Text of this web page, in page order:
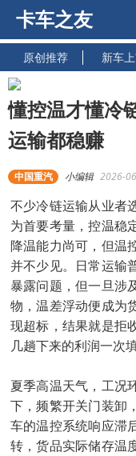
卡车之友
原创推荐 新车
懂控温才懂冷
运输都稳赚
中国重汽 小编辑 2026-
不少冷链运输从业者
为首要考量，控温稳
降温能力尚可，但温
并不少见。日常运输
暴露问题，但一旦涉
物，温差浮动便成为
现超标，结果就是拒
几趟下来的利润一次填
夏季高温天气，工况
下，频繁开关门装卸
车的温控系统响应滞
转，货品实际储存温